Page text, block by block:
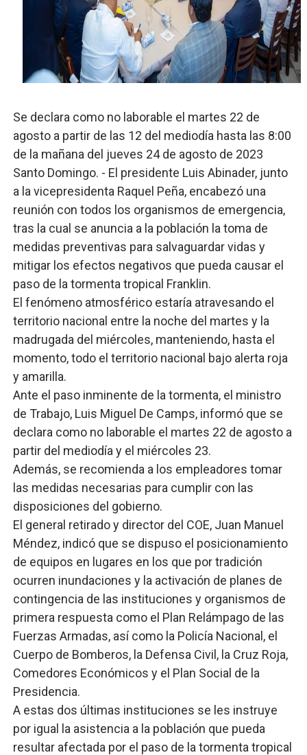
Comedores Comunitarios de DASAC garantizan
UNTC inicia ofensiva para recuperar fuerza gremial
PRM escogerá este domingo su nueva cúpula
Candidato a presidente del Colegio de Notarios hace
Digecac realizará Primer Festival de Plantas 2026
Se declara como no laborable el martes 22 de
agosto a partir de las 12 del mediodía hasta las 8:00
de la mañana del jueves 24 de agosto de 2023
Santo Domingo. - El presidente Luis Abinader, junto
a la vicepresidenta Raquel Peña, encabezó una
reunión con todos los organismos de emergencia,
tras la cual se anuncia a la población la toma de
medidas preventivas para salvaguardar vidas y
mitigar los efectos negativos que pueda causar el
paso de la tormenta tropical Franklin.
El fenómeno atmosférico estaría atravesando el
territorio nacional entre la noche del martes y la
madrugada del miércoles, manteniendo, hasta el
momento, todo el territorio nacional bajo alerta roja
y amarilla.
Ante el paso inminente de la tormenta, el ministro
de Trabajo, Luis Miguel De Camps, informó que se
declara como no laborable el martes 22 de agosto a
partir del mediodía y el miércoles 23.
Además, se recomienda a los empleadores tomar
las medidas necesarias para cumplir con las
disposiciones del gobierno.
El general retirado y director del COE, Juan Manuel
Méndez, indicó que se dispuso el posicionamiento
de equipos en lugares en los que por tradición
ocurren inundaciones y la activación de planes de
contingencia de las instituciones y organismos de
primera respuesta como el Plan Relámpago de las
Fuerzas Armadas, así como la Policía Nacional, el
Cuerpo de Bomberos, la Defensa Civil, la Cruz Roja,
Comedores Económicos y el Plan Social de la
Presidencia.
A estas dos últimas instituciones se les instruye
por igual la asistencia a la población que pueda
resultar afectada por el paso de la tormenta tropical